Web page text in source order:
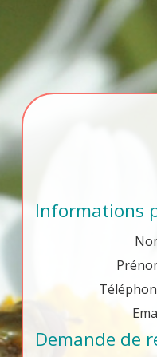
Informations
Demande de